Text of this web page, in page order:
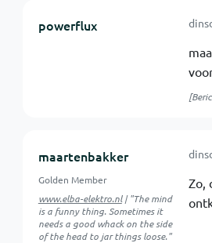
powerflux
maartenbakker
Golden Member
www.elba-elektro.nl| "The mind
is a funny thing. Sometimes it
needs a good whack on the side
of the head to jar things loose."
Zo,